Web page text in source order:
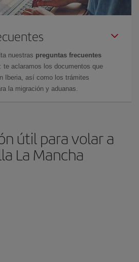
nuestras preguntas frecuentes
: te aclaramos los documentos que
Iberia, así como los trámites
la migración y aduanas.
útil para volar a
La Mancha